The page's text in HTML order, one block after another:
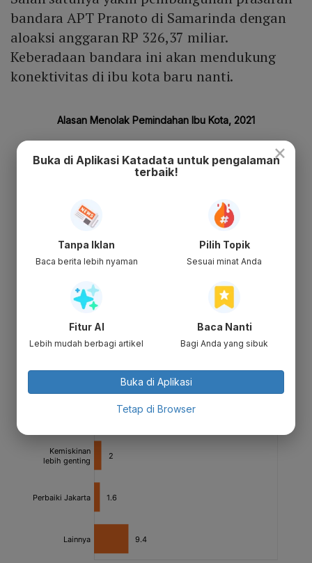
bandara APT Pranoto di Samarinda dengan
aloaksi anggaran RP 326,37 miliar.
Keberadaan bandara ini akan mendukung
konektivitas di ibu kota baru nanti.
×
Buka di Aplikasi Katadata untuk pengalaman
terbaik!
Tanpa Iklan
Baca berita lebih nyaman
Pilih Topik
Sesuai minat Anda
Fitur AI
Lebih mudah berbagi artikel
Baca Nanti
Bagi Anda yang sibuk
Buka di Aplikasi
Tetap di Browser